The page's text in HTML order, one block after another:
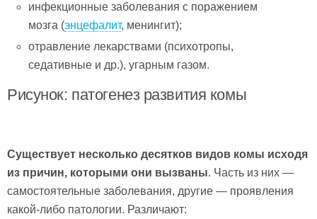
инфекционные заболевания с поражением
мозга (энцефалит, менингит);
отравление лекарствами (психотропы,
седативные и др.), угарным газом.
Рисунок: патогенез развития комы
Существует несколько десятков видов комы исходя
из причин, которыми они вызваны. Часть из них —
самостоятельные заболевания, другие — проявления
какой-либо патологии. Различают: